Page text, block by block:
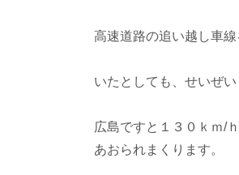
高速道路の追い越し車線
いたとしても、せいぜ
広島ですと１３０ｋｍ/
あおられまくります。